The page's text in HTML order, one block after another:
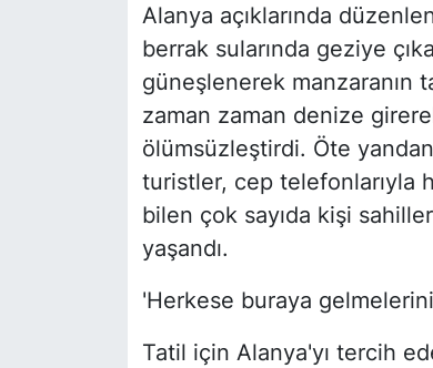
Alanya açıklarında
berrak sularında geziye
güneşlenerek manzaranın
zaman zaman denize
ölümsüzleştirdi. Öte
turistler, cep telefonlarıyla
bilen çok sayıda kişi
yaşandı.
'Herkese buraya
Tatil için Alanya'yı tercih